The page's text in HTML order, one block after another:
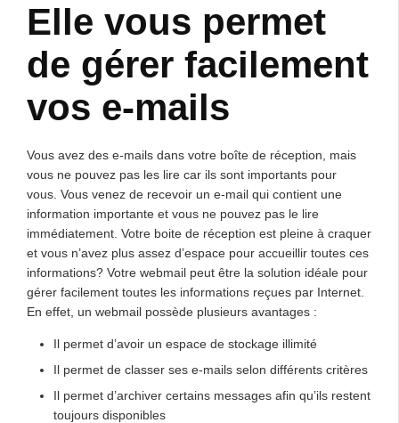
Elle vous permet
de gérer facilement
vos e-mails
Vous avez des e-mails dans votre boîte de réception, mais
vous ne pouvez pas les lire car ils sont importants pour
vous. Vous venez de recevoir un e-mail qui contient une
information importante et vous ne pouvez pas le lire
immédiatement. Votre boite de réception est pleine à craquer
et vous n’avez plus assez d’espace pour accueillir toutes ces
informations? Votre webmail peut être la solution idéale pour
gérer facilement toutes les informations reçues par Internet.
En effet, un webmail possède plusieurs avantages :
Il permet d’avoir un espace de stockage illimité
Il permet de classer ses e-mails selon différents critères
Il permet d’archiver certains messages afin qu’ils restent
toujours disponibles